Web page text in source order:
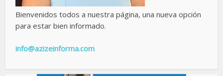
Bienvenidos todos a nuestra página, una nueva opción
para estar bien informado.
info@azizeinforma.com